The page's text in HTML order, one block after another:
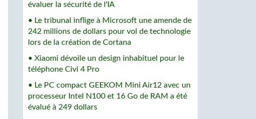
évaluer la sécurité de l'IA
• Le tribunal inflige à Microsoft une amende de
242 millions de dollars pour vol de technologie
lors de la création de Cortana
• Xiaomi dévoile un design inhabituel pour le
téléphone Civi 4 Pro
• Le PC compact GEEKOM Mini Air12 avec un
processeur Intel N100 et 16 Go de RAM a été
évalué à 249 dollars